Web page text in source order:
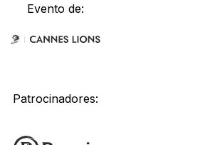
Evento de:
Patrocinadores: